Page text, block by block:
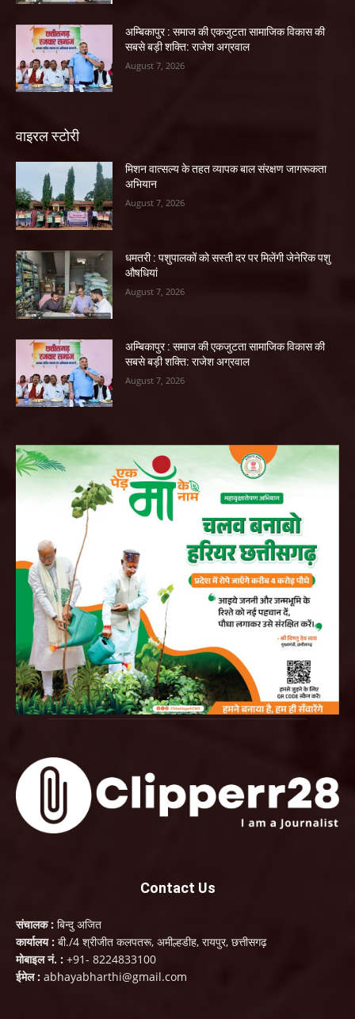
अम्बिकापुर : समाज की एकजुटता सामाजिक विकास की
सबसे बड़ी शक्ति: राजेश अग्रवाल
August 7, 2026
वाइरल स्टोरी
मिशन वात्सल्य के तहत व्यापक बाल संरक्षण जागरूकता
अभियान
August 7, 2026
धमतरी : पशुपालकों को सस्ती दर पर मिलेंगी जेनेरिक पशु
औषधियां
August 7, 2026
अम्बिकापुर : समाज की एकजुटता सामाजिक विकास की
सबसे बड़ी शक्ति: राजेश अग्रवाल
August 7, 2026
Contact Us
संचालक : बिन्दु अजित
कार्यालय : बी./4 श्रीजीत कलपतरू, अमील्हडीह, रायपुर, छत्तीसगढ़
मोबाइल नं. : +91- 8224833100
ईमेल : abhayabharthi@gmail.com